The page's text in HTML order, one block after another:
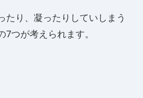
たり、凝ったりしていしまう
つが考えられます。